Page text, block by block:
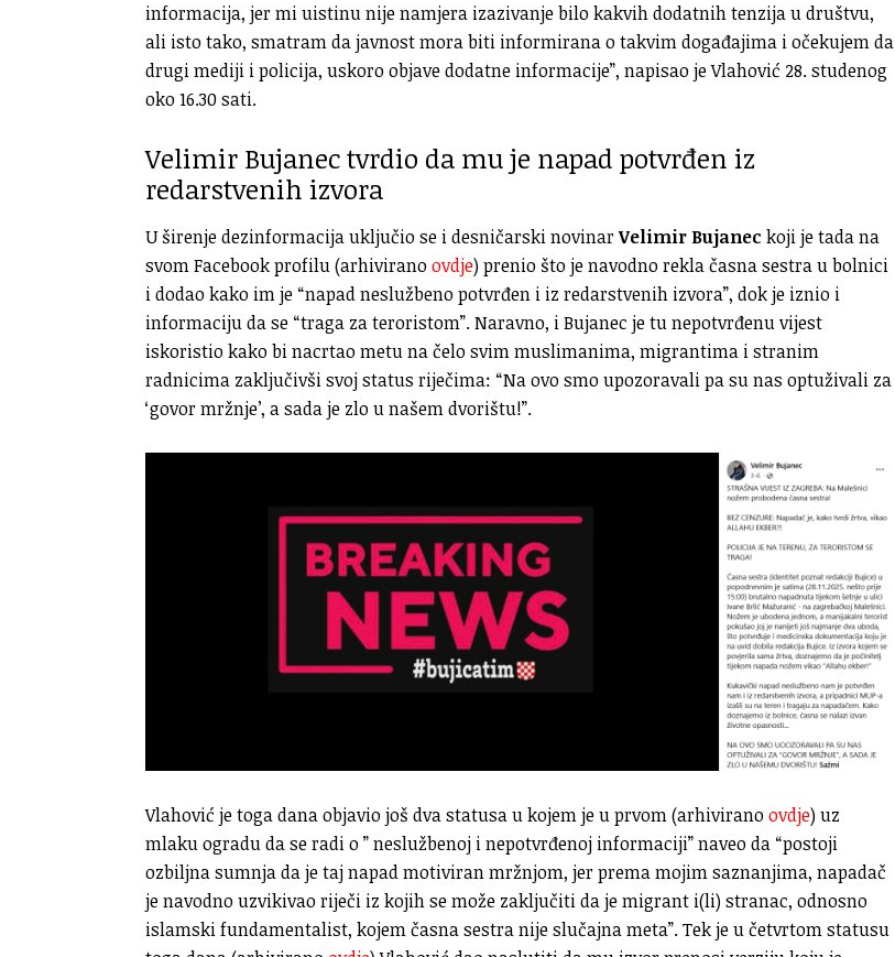
informacija, jer mi uistinu nije namjera izazivanje bilo kakvih dodatnih tenzija u društvu,
ali isto tako, smatram da javnost mora biti informirana o takvim događajima i očekujem da
drugi mediji i policija, uskoro objave dodatne informacije”, napisao je Vlahović 28. studenog
oko 16.30 sati.
Velimir Bujanec tvrdio da mu je napad potvrđen iz
redarstvenih izvora
U širenje dezinformacija uključio se i desničarski novinarVelimir Bujanec koji je tada na
svom Facebook profilu (arhiviranoovdje) prenio što je navodno rekla časna sestra u bolnici
i dodao kako im je “napad neslužbeno potvrđen i iz redarstvenih izvora”, dok je iznio i
informaciju da se “traga za teroristom”. Naravno, i Bujanec je tu nepotvrđenu vijest
iskoristio kako bi nacrtao metu na čelo svim muslimanima, migrantima i stranim
radnicima zaključivši svoj status riječima: “Na ovo smo upozoravali pa su nas optuživali za
‘govor mržnje’, a sada je zlo u našem dvorištu!”.
Vlahović je toga dana objavio još dva statusa u kojem je u prvom (arhiviranoovdje) uz
mlaku ogradu da se radi o ” neslužbenoj i nepotvrđenoj informaciji” naveo da “postoji
ozbiljna sumnja da je taj napad motiviran mržnjom, jer prema mojim saznanjima, napadač
je navodno uzvikivao riječi iz kojih se može zaključiti da je migrant i(li) stranac, odnosno
islamski fundamentalist, kojem časna sestra nije slučajna meta”. Tek je u četvrtom statusu